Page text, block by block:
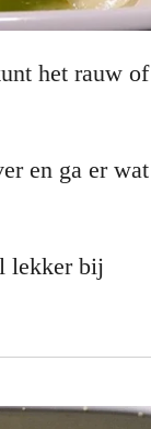
het rauw of
en ga er wat
lekker bij